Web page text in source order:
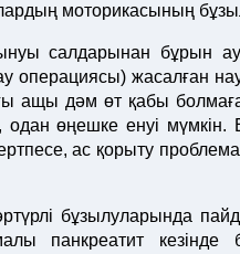
моторикасының
салдарынан бұрын
операциясы) жасалған
ащы дәм өт қабы
одан өңешке енуі
ас қорыту
бұзылуларында
панкреатит кезінде